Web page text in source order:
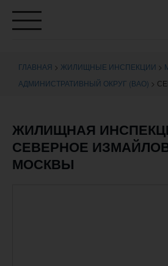
Переключатель
ГЛАВНАЯ > ЖИЛИЩНЫЕ ИНСПЕКЦИИ >
АДМИНИСТРАТИВНЫЙ ОКРУГ (ВАО) >
ЖИЛИЩНАЯ
СЕВЕРНОЕ
МОСКВЫ